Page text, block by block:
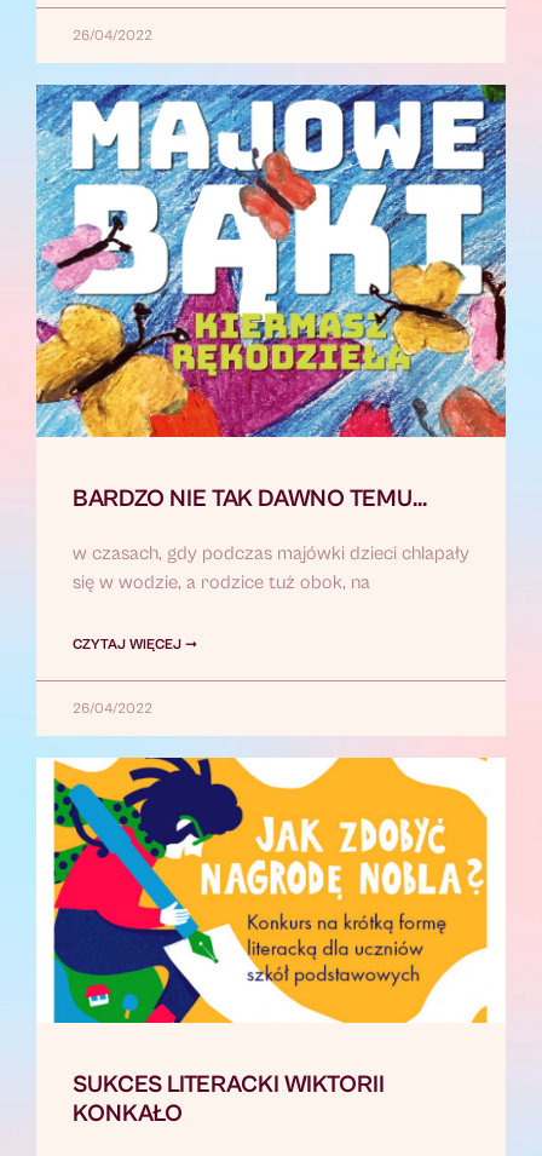
26/04/2022
BARDZO NIE TAK DAWNO TEMU…
w czasach, gdy podczas majówki dzieci chlapały
się w wodzie, a rodzice tuż obok, na
CZYTAJ WIĘCEJ ➞
26/04/2022
SUKCES LITERACKI WIKTORII
KONKAŁO